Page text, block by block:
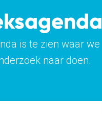
is te zien waar we
naar doen.